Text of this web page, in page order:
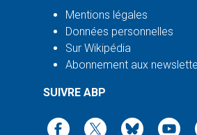
Mentions légales
Données personnelles
Sur Wikipédia
Abonnement aux
SUIVRE ABP